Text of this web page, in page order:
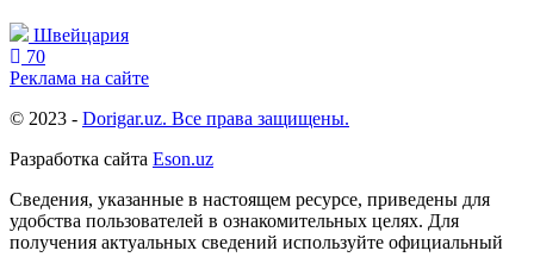
Швейцария
70
Реклама на сайте
© 2023 - Dorigar.uz. Все права защищены.
Разработка сайта Eson.uz
Сведения, указанные в настоящем ресурсе, приведены для
удобства пользователей в ознакомительных целях. Для
получения актуальных сведений используйте официальный